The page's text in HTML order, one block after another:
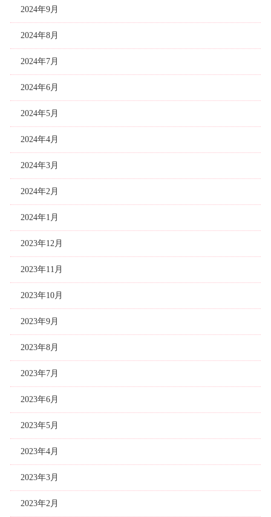
2024年9月
2024年8月
2024年7月
2024年6月
2024年5月
2024年4月
2024年3月
2024年2月
2024年1月
2023年12月
2023年11月
2023年10月
2023年9月
2023年8月
2023年7月
2023年6月
2023年5月
2023年4月
2023年3月
2023年2月